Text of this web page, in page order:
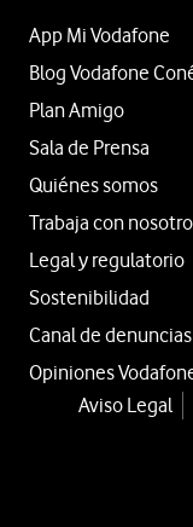
App Mi Vodafone
Blog Vodafone
Plan Amigo
Sala de Prensa
Quiénes somos
Trabaja con
Legal y regulatorio
Sostenibilidad
Canal de
Opiniones
Aviso Legal